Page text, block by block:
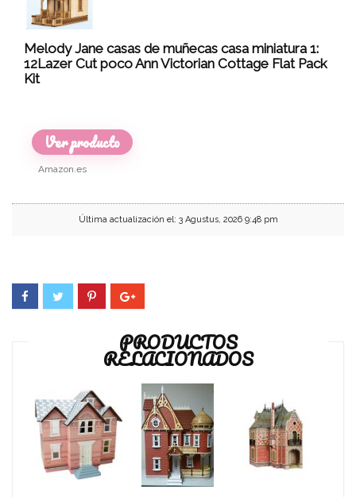
Melody Jane casas de muñecas casa miniatura 1:
12Lazer Cut poco Ann Victorian Cottage Flat Pack
Kit
Ver producto
Amazon.es
Última actualización el: 3 Agustus, 2026 9:48 pm
PRODUCTOS
RELACIONADOS